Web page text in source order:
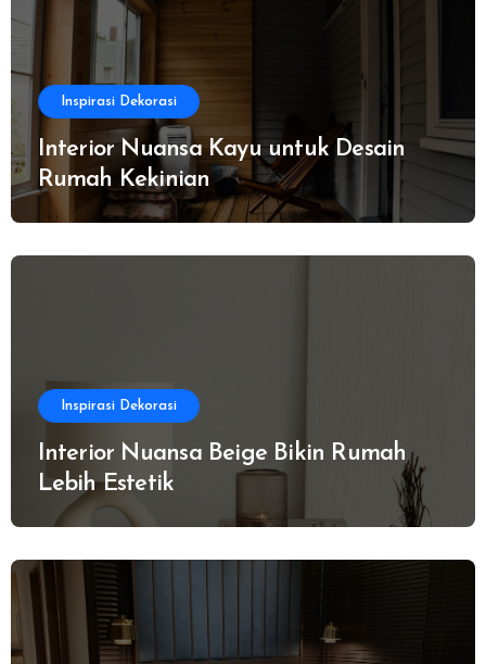
Inspirasi Dekorasi
Interior Nuansa Kayu untuk Desain
Rumah Kekinian
Inspirasi Dekorasi
Interior Nuansa Beige Bikin Rumah
Lebih Estetik